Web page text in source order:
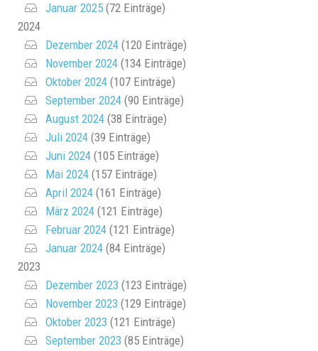
Januar 2025 (72 Einträge)
2024
Dezember 2024 (120 Einträge)
November 2024 (134 Einträge)
Oktober 2024 (107 Einträge)
September 2024 (90 Einträge)
August 2024 (38 Einträge)
Juli 2024 (39 Einträge)
Juni 2024 (105 Einträge)
Mai 2024 (157 Einträge)
April 2024 (161 Einträge)
März 2024 (121 Einträge)
Februar 2024 (121 Einträge)
Januar 2024 (84 Einträge)
2023
Dezember 2023 (123 Einträge)
November 2023 (129 Einträge)
Oktober 2023 (121 Einträge)
September 2023 (85 Einträge)